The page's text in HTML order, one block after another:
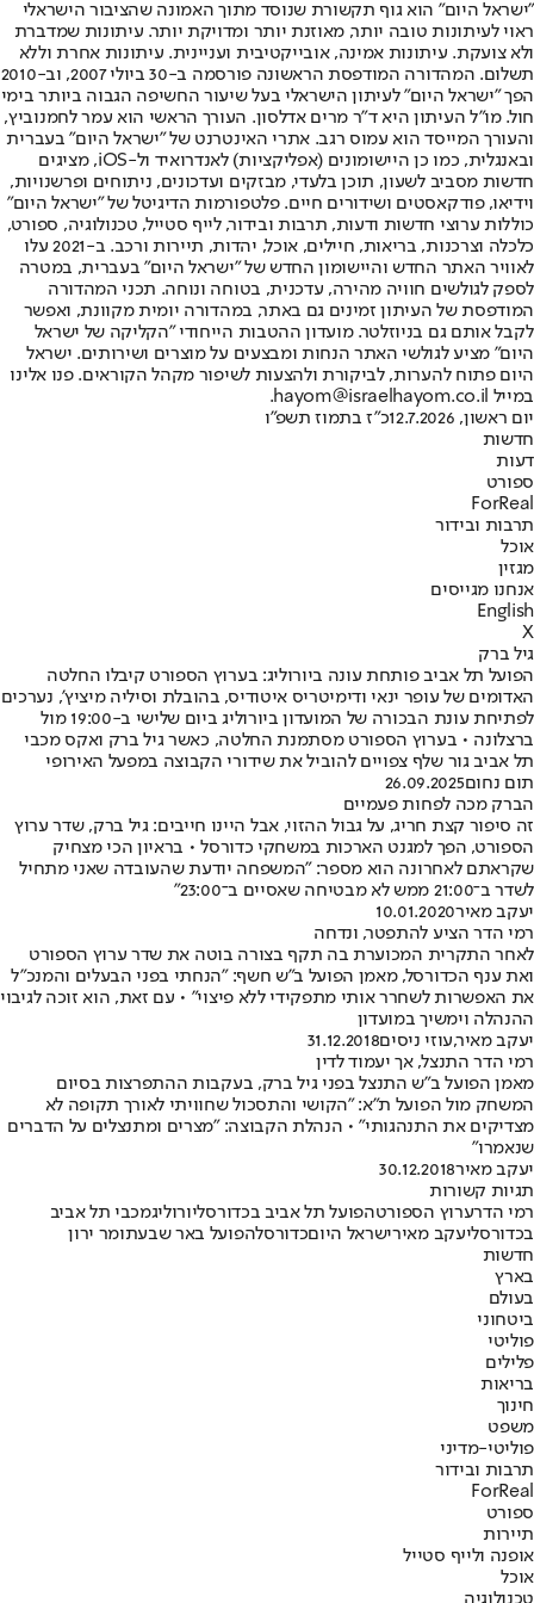
"ישראל היום" הוא גוף תקשורת שנוסד מתוך האמונה שהציבור הישראלי
ראוי לעיתונות טובה יותר, מאוזנת יותר ומדויקת יותר. עיתונות שמדברת
ולא צועקת. עיתונות אמינה, אובייקטיבית ועניינית. עיתונות אחרת וללא
תשלום. המהדורה המודפסת הראשונה פורסמה ב-30 ביולי 2007, וב-2010
הפך "ישראל היום" לעיתון הישראלי בעל שיעור החשיפה הגבוה ביותר בימי
חול. מו"ל העיתון היא ד"ר מרים אדלסון. העורך הראשי הוא עמר לחמנוביץ,
והעורך המייסד הוא עמוס רגב. אתרי האינטרנט של "ישראל היום" בעברית
ובאנגלית, כמו כן היישומונים (אפליקציות) לאנדרואיד ול-iOS, מציגים
חדשות מסביב לשעון, תוכן בלעדי, מבזקים ועדכונים, ניתוחים ופרשנויות,
וידיאו, פודקאסטים ושידורים חיים. פלטפורמות הדיגיטל של "ישראל היום"
כוללות ערוצי חדשות ודעות, תרבות ובידור, לייף סטייל, טכנולוגיה, ספורט,
כלכלה וצרכנות, בריאות, חיילים, אוכל, יהדות, תיירות ורכב. ב-2021 עלו
לאוויר האתר החדש והיישומון החדש של "ישראל היום" בעברית, במטרה
לספק לגולשים חוויה מהירה, עדכנית, בטוחה ונוחה. תכני המהדורה
המודפסת של העיתון זמינים גם באתר, במהדורה יומית מקוונת, ואפשר
לקבל אותם גם בניוזלטר. מועדון ההטבות הייחודי "הקליקה של ישראל
היום" מציע לגולשי האתר הנחות ומבצעים על מוצרים ושירותים. ישראל
היום פתוח להערות, לביקורת ולהצעות לשיפור מקהל הקוראים. פנו אלינו
במייל hayom@israelhayom.co.il.
יום ראשון, 12.7.2026
כ"ז בתמוז תשפ"ו
חדשות
דעות
ספורט
ForReal
תרבות ובידור
אוכל
מגזין
אנחנו מגייסים
English
X
גיל ברק
הפועל תל אביב פותחת עונה ביורוליג: בערוץ הספורט קיבלו החלטה
האדומים של עופר ינאי ודימיטריס איטודיס, בהובלת וסיליה מיציץ', נערכים
לפתיחת עונת הבכורה של המועדון ביורוליג ביום שלישי ב-19:00 מול
ברצלונה • בערוץ הספורט מסתמנת החלטה, כאשר גיל ברק ואקס מכבי
תל אביב גור שלף צפויים להוביל את שידורי הקבוצה במפעל האירופי
תום נחום26.09.2025
הברק מכה לפחות פעמיים
זה סיפור קצת חריג, על גבול ההזוי, אבל היינו חייבים: גיל ברק, שדר ערוץ
הספורט, הפך למגנט הארכות במשחקי כדורסל • בראיון הכי מצחיק
שקראתם לאחרונה הוא מספר: "המשפחה יודעת שהעובדה שאני מתחיל
לשדר ב־21:00 ממש לא מבטיחה שאסיים ב־23:00"
יעקב מאיר10.01.2020
רמי הדר הציע להתפטר, ונדחה
לאחר התקרית המכוערת בה תקף בצורה בוטה את שדר ערוץ הספורט
ואת ענף הכדורסל, מאמן הפועל ב"ש חשף: "הנחתי בפני הבעלים והמנכ"ל
את האפשרות לשחרר אותי מתפקידי ללא פיצוי" • עם זאת, הוא זוכה לגיבוי
ההנהלה וימשיך במועדון
יעקב מאיר,עוזי ניסים31.12.2018
רמי הדר התנצל, אך יעמוד לדין
מאמן הפועל ב"ש התנצל בפני גיל ברק, בעקבות ההתפרצות בסיום
המשחק מול הפועל ת"א: "הקושי והתסכול שחוויתי לאורך תקופה לא
מצדיקים את התנהגותי" • הנהלת הקבוצה: "מצרים ומתנצלים על הדברים
שנאמרו"
יעקב מאיר30.12.2018
תגיות קשורות
רמי הדרערוץ הספורטהפועל תל אביב בכדורסליורוליגמכבי תל אביב
בכדורסליעקב מאירישראל היוםכדורסלהפועל באר שבעתומר ירון
חדשות
בארץ
בעולם
ביטחוני
פוליטי
פלילים
בריאות
חינוך
משפט
פוליטי-מדיני
תרבות ובידור
ForReal
ספורט
תיירות
אופנה ולייף סטייל
אוכל